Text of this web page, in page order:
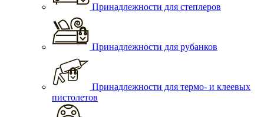
Принадлежности для степлеров
Принадлежности для рубанков
Принадлежности для термо- и клеевых
пистолетов